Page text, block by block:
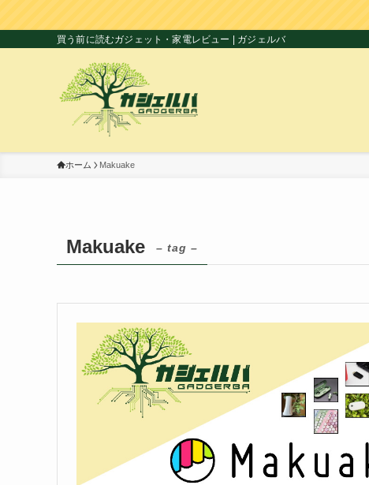
買う前に読むガジェット・家電レビュー | ガジェルバ
ホーム Makuake
Makuake – tag –